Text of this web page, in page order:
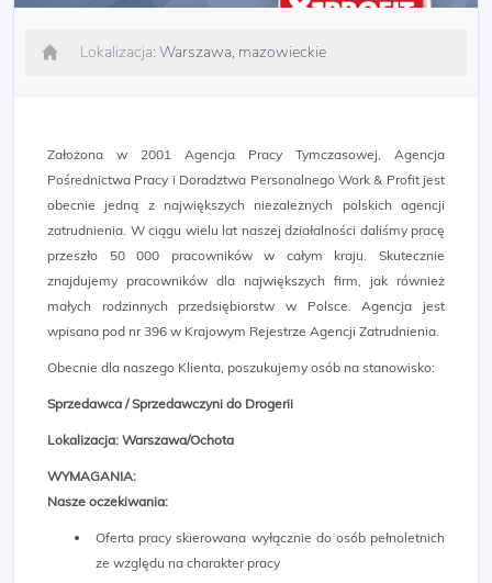
Lokalizacja: Warszawa, mazowieckie
Założona w 2001 Agencja Pracy Tymczasowej, Agencja
Pośrednictwa Pracy i Doradztwa Personalnego Work & Profit jest
obecnie jedną z największych niezależnych polskich agencji
zatrudnienia. W ciągu wielu lat naszej działalności daliśmy pracę
przeszło 50 000 pracowników w całym kraju. Skutecznie
znajdujemy pracowników dla największych firm, jak również
małych rodzinnych przedsiębiorstw w Polsce. Agencja jest
wpisana pod nr 396 w Krajowym Rejestrze Agencji Zatrudnienia.
Obecnie dla naszego Klienta, poszukujemy osób na stanowisko:
Sprzedawca / Sprzedawczyni do Drogerii
Lokalizacja: Warszawa/Ochota
WYMAGANIA:
Nasze oczekiwania:
Oferta pracy skierowana wyłącznie do osób pełnoletnich
ze względu na charakter pracy